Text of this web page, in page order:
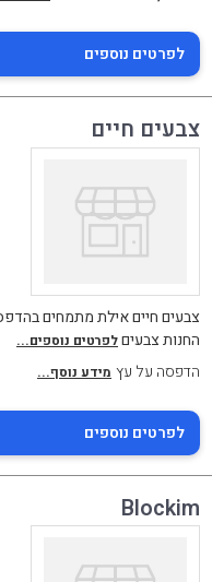
לפרטים נוספים
צבעים חיים
צבעים חיים אילת מתמחים
החנות צבעיםלפרטים נוספים...
הדפסה על עץ מידע נוסף...
לפרטים נוספים
Blockim